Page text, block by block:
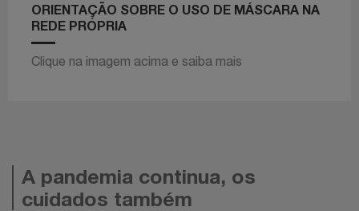
ORIENTAÇÃO SOBRE O USO DE MÁSCARA NA
REDE PRÓPRIA
Clique na imagem acima e saiba mais
A pandemia continua, os
cuidados também